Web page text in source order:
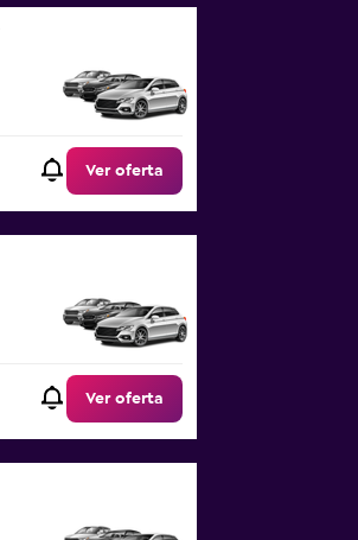
Ver oferta
Ver oferta